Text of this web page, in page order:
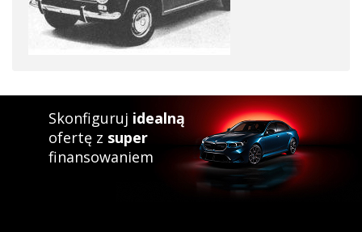
Skonfiguruj idealną
ofertę z super
finansowaniem